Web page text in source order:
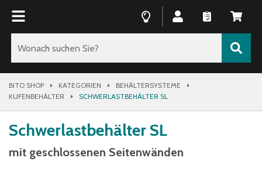
BITO SHOP KATEGORIEN
BEHÄLTERSYSTEME
KUFENBEHÄLTER
SCHWERLASTBEHÄLTER SL
Schwerlastbehälter SL
mit geschlossenen Seitenwänden